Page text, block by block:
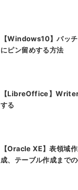
【Windows10】バッ
にピン留めする方法
【LibreOffice】
する
【Oracle XE】表領域
成、テーブル作成まで